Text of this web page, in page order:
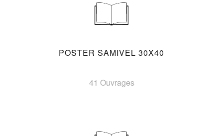
POSTER SAMIVEL 30X40
41 Ouvrages